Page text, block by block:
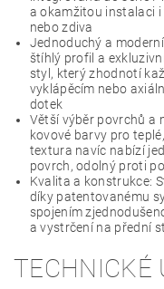
a okamžitou instalaci i
nebo zdiva
Jednoduchý a
štíhlý profil a
styl, který zhodnotí
vyklápěcím nebo
dotek
Větší výběr povrchů a
kovové barvy pro
textura navíc nabízí
povrch, odolný proti
Kvalita a konstrukce:
díky patentovanému
spojením
a vystrčení na přední
TECHNICKÉ